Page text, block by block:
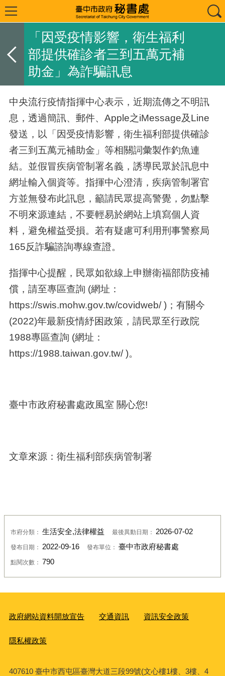
「因受疫情影響，衛生福利
部提供確診者三到五萬元補
助金」為詐騙訊息
中央流行疫情指揮中心表示，近期流傳之不明訊
息，透過簡訊、郵件、 Apple之iMessage及Line
發送，以「因受疫情影響，衛生福利部提供確診
者三到五萬元補助金」等相關詞彙製作釣魚連
結。並假冒疾病管制署名義，誘導民眾於訊息中
網址輸入個資等。指揮中心澄清，疾病管制署官
方並無發布此訊息，籲請民眾提高警覺，勿點擊
不明來源連結，不要輕易於網站上填寫個人資
料，避免權益受損。若有疑慮可利用刑事警察局
165反詐騙諮詢專線查證。
指揮中心提醒，民眾如欲線上申辦衛福部防疫補
償，請至專區查詢 (網址：
https://swis.mohw.gov.tw/covidweb/ ) ；有關今
(2022)年最新疫情紓困政策，請民眾至行政院
1988專區查詢 (網址：
https://1988.taiwan.gov.tw/ )。
臺中市政府秘書處政風室 關心您!
文章來源：衛生福利部疾病管制署
市府分類： 生活安全,法律權益 最後異動日期： 2026-07-02
發布日期： 2022-09-16 發布單位： 臺中市政府秘書處
點閱次數： 790
政府網站資料開放宣告 交通資訊 資訊安全政策
隱私權政策
407610 臺中市西屯區臺灣大道三段99號(文心樓1樓、3樓、4